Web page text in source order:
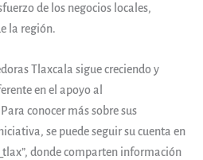
de los negocios locales,
la región.
Tlaxcala sigue creciendo y
en el apoyo al
conocer más sobre sus
se puede seguir su cuenta en
donde comparten información